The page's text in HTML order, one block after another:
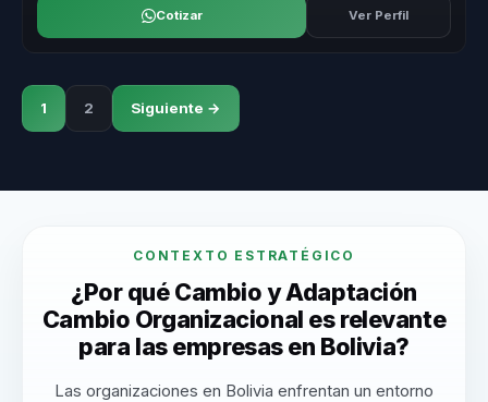
Cotizar Ver Perfil
1 2 Siguiente →
CONTEXTO ESTRATÉGICO
¿Por qué Cambio y Adaptación
Cambio Organizacional es relevante
para las empresas en Bolivia?
Las organizaciones en Bolivia enfrentan un entorno